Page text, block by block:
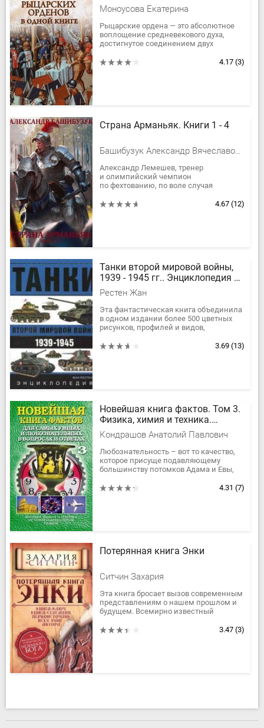
Моноусова Екатерина
Рыцарские ордена — это абсолютное
воплощение средневекового духа,
достигнутое соединением двух
монашеских постулатов и идеалов4.17 (3)
Страна Арманьяк. Книги 1 - 4
Башибузук Александр Вячеславович
Александр Лемешев, тренер
и олимпийский чемпион
по фехтованию, по воле случая
д’Арманьяка, не находит поддержки
4.67 (12)
Танки второй мировой войны,
1939 - 1945 гг.. Энциклопедия в
цвете
Рестен Жан
Эта фантастическая книга объединила
в одном издании более 500 цветных
рисунков, профилей и видов,
работ Жана Рестена.Крупнейший...
3.69 (13)
Новейшая книга фактов. Том 3.
Физика, химия и техника.
История и археология. Разное
Кондрашов Анатолий Павлович
Любознательность – вот то качество,
которое присуще подавляющему
большинству потомков Адама и Евы,
сила великих научных открытий и...
4.31 (7)
Потерянная книга Энки
Ситчин Захария
Эта книга бросает вызов современным
представлениям о нашем прошлом и
будущем. Всемирно известный
древних цивилизаций Захария
3.47 (3)